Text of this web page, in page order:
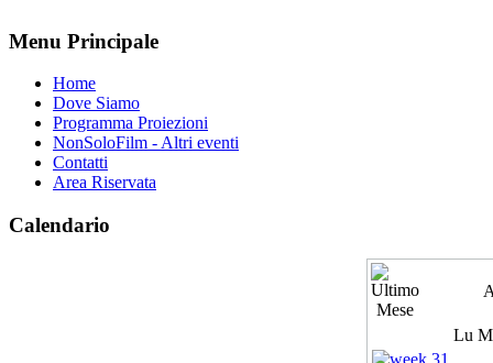
Menu Principale
Home
Dove Siamo
Programma Proiezioni
NonSoloFilm - Altri eventi
Contatti
Area Riservata
Calendario
Lu